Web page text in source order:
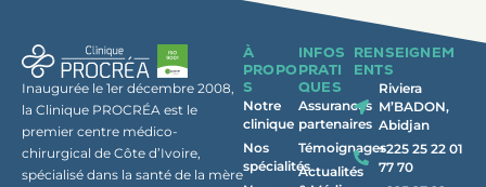
Inaugurée le 1er décembre 2008,
la Clinique PROCRÉA est le
premier centre médico-
chirurgical de Côte d’Ivoire,
spécialisé dans la santé de la mère
À
PROPO
S
Notre
clinique
Nos
spécialités
INFOS
PRATI
QUES
Assurances
partenaires
Témoignages
Actualités
RENSEIGNEM
ENTS
Riviera
M’BADON,
Abidjan
+225 25 22 01
77 70